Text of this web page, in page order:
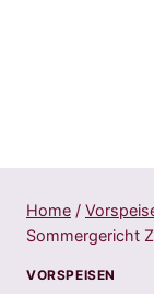
Home /
Sommergericht
VORSPEISEN